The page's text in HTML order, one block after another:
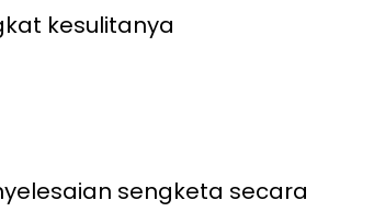
kesulitanya
sengketa secara